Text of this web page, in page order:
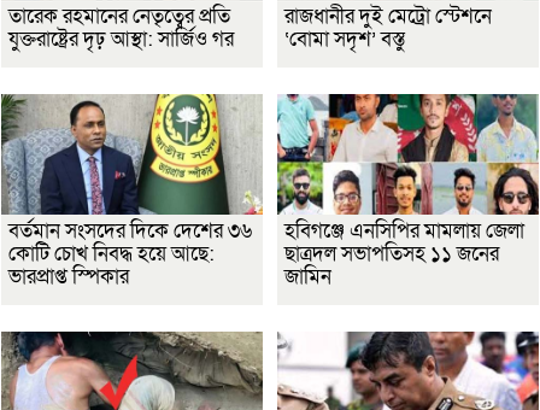
তারেক রহমানের নেতৃত্বের প্রতি
যুক্তরাষ্ট্রের দৃঢ় আস্থা: সার্জিও গর
রাজধানীর দুই মেট্রো স্টেশনে
‘বোমা সদৃশ’ বস্তু
বর্তমান সংসদের দিকে দেশের ৩৬
কোটি চোখ নিবদ্ধ হয়ে আছে:
ভারপ্রাপ্ত স্পিকার
হবিগঞ্জে এনসিপির মামলায় জেলা
ছাত্রদল সভাপতিসহ ১১ জনের
জামিন